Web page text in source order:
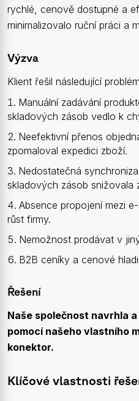
rychlé, cenově dostupné a
minimalizovalo ruční práci a
Výzva
Klient řešil následující
Manuální zadávání
skladových zásob vedlo k
Neefektivní přenos
zpomaloval expedici zboží.
Nedostatečná
skladových zásob snižovala
Absence propojení mezi
růst firmy.
Nemožnost prodávat v
B2B ceníky a cenové
Řešení
Naše společnost navrhla
pomocí našeho vlastního
konektor.
Klíčové vlastnosti